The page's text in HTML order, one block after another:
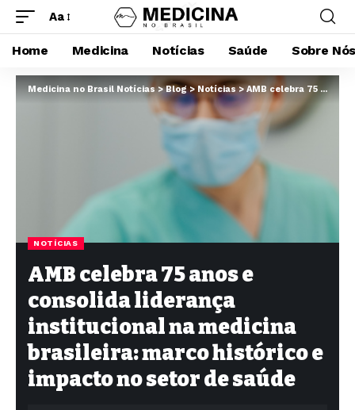
Aa
Home Medicina Notícias Saúde Sobre
Medicina no Brasil Notícias>Blog> Notícias>AMB celebra 75 anos e consolida liderança institucional na medicina brasileira: marco histórico e impacto no setor de saúde
NOTÍCIAS
AMB celebra 75 anos e
consolida liderança
institucional na medicina
brasileira: marco histórico e
impacto no setor de saúde